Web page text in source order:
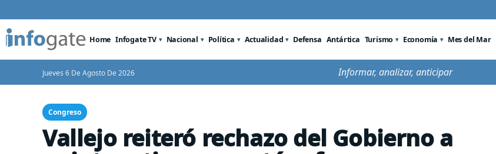
Home Infogate TV Nacional Política Actualidad Defensa Antártica Turismo Economía Mes del Mar
Jueves 6 De Agosto De 2026 Informar, analizar, anticipar
Congreso
Vallejo reiteró rechazo del Gobierno a